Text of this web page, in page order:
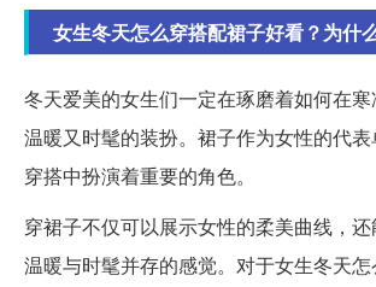
女生冬天怎么穿搭配裙子好看？为什
冬天爱美的女生们一定在琢磨着如何在
温暖又时髦的装扮。裙子作为女性的代
穿搭中扮演着重要的角色。
穿裙子不仅可以展示女性的柔美曲线，
温暖与时髦并存的感觉。对于女生冬天